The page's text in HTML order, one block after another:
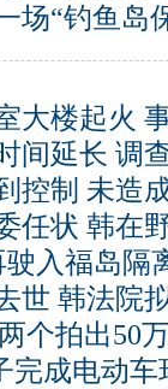
场“钓鱼岛
大楼起火
间延长 调
控制 未造
任状 韩在
入福岛隔
世 韩法院
个拍出50
完成电动车